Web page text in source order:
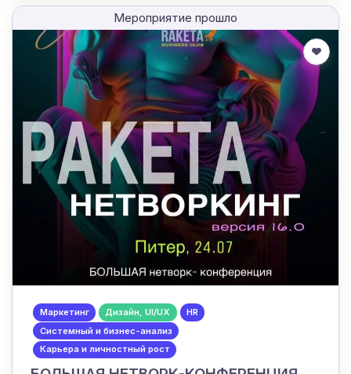
Мероприятие прошло
Маркетинг Дизайн, UI/UX
HR
Системный и бизнес-анализ
Карьера и личностный рост